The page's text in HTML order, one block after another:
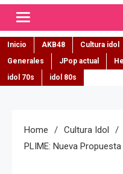
Inicio AKB48 Cultura idol
Generales
JPop actual
idol 70s
idol 80s
Home
Cultura Idol
PLIME: Nueva